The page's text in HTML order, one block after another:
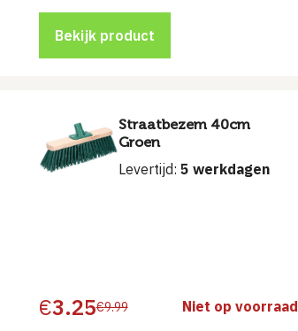
Bekijk product
Straatbezem 40cm
Groen
Levertijd: 5 werkdagen
€9.99
Oorspronkelijke
€3.25
Huidige
Niet op voorraad